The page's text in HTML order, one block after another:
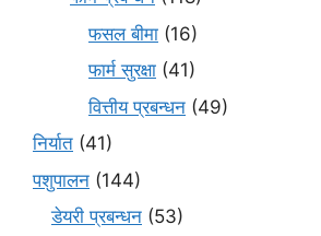
फसल बीमा (16)
फार्म सुरक्षा (41)
वित्तीय प्रबन्धन (49)
निर्यात (41)
पशुपालन (144)
डेयरी प्रबन्धन (53)